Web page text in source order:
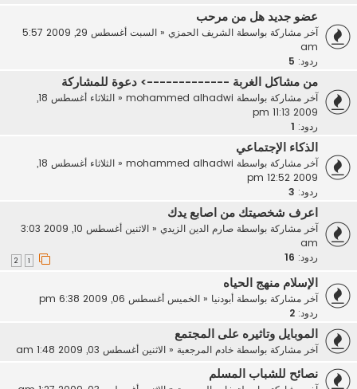
عضو جديد هل من مرحب
آخر مشاركة بواسطة الشريف الحمزي«
السبت أغسطس 29, 2009 5:57
am
ردود: 5
من مشاكل الغربة -------------> دعوة للمشاركة
آخر مشاركة بواسطة mohammed alhadwi
«
الثلاثاء أغسطس 18,
2009 11:13 pm
ردود:
الذكاء الإجتماعي
آخر مشاركة بواسطة mohammed alhadwi
«
الثلاثاء أغسطس 18,
2009 12:52 pm
ردود: 3
اعرف شخصيتك من اصابع يدك
آخر مشاركة بواسطة صارم الدين الزيدي«
الاثنين أغسطس 10, 2009 3:03
am
ردود: 16
الإسلام منهج الحياه
آخر مشاركة بواسطة أبودنيا« الخميس أغسطس 06, 2009 6:38 pm
ردود: 2
الموبايل وتاثيره على المجتمع
آخر مشاركة بواسطة خادم المرجعية« الاثنين أغسطس 03, 2009 1:48 am
نصائح للشباب المسلم